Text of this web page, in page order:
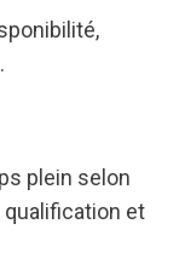
plein selon
qualification et